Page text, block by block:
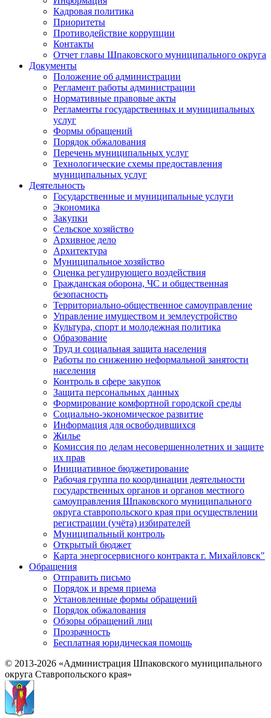
Кадровая политика
Приоритеты
Противодействие коррупции
Контакты
Отчет главы Шпаковского муниципального округа
Документы
Положение об администрации
Регламент работы администрации
Нормативные правовые акты
Регламенты государственных и муниципальных
услуг
Формы обращений
Порядок обжалования
Перечень муниципальных услуг
Технологические схемы предоставления
муниципальных услуг
Деятельность
Государственные и муниципальные услуги
Экономика
Закупки
Сельское хозяйство
Архивное дело
Архитектура
Муниципальное хозяйство
Оценка регулирующего воздействия
Гражданская оборона, ЧС и общественная
безопасность
Территориально-общественное самоуправление
Управление имуществом и землеустройство
Культура, спорт и молодежная политика
Образование
Труд и социальная защита населения
Работы по снижению неформальной занятости
населения
Контроль в сфере закупок
Защита персональных данных
Формирование комфортной городской среды
Социально-экономическое развитие
Информация для освободившихся
Жилье
Комиссия по делам несовершеннолетних и защите
их прав
Инициативное бюджетирование
Рабочая группа по координации деятельности
государственных органов и органов местного
самоуправления Шпаковского муниципального
округа ставропольского края при осуществлении
регистрации (учёта) избирателей
Муниципальный контроль
Открытый бюджет
Карта энергосервисного контракта г. Михайловск"
Обращения
Отправить письмо
Порядок и время приема
Установленные формы обращений
Порядок обжалования
Обзоры обращений лиц
Прозрачность
Бесплатная юридическая помощь
© 2013-2026 «Администрация Шпаковского муниципального
округа Ставропольского края»